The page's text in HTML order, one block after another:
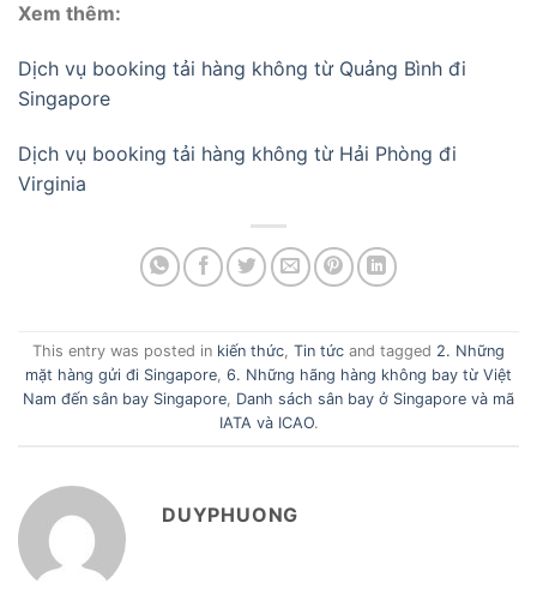
Xem thêm:
Dịch vụ booking tải hàng không từ Quảng Bình đi
Singapore
Dịch vụ booking tải hàng không từ Hải Phòng đi
Virginia
This entry was posted in kiến thức, Tin tức and tagged 2. Những
mặt hàng gửi đi Singapore, 6. Những hãng hàng không bay từ Việt
Nam đến sân bay Singapore, Danh sách sân bay ở Singapore và mã
IATA và ICAO.
DUYPHUONG